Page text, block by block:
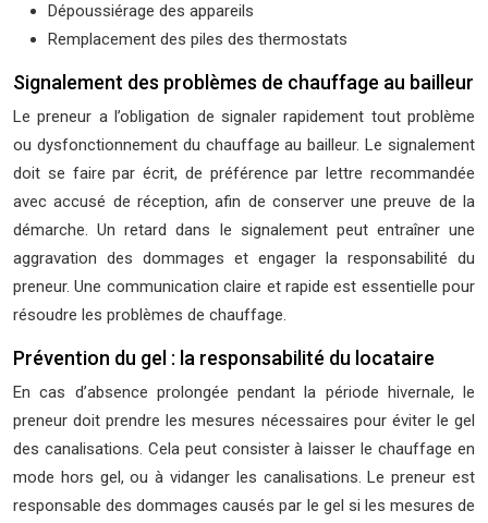
Dépoussiérage des appareils
Remplacement des piles des thermostats
Signalement des problèmes de chauffage au bailleur
Le preneur a l’obligation de signaler rapidement tout problème
ou dysfonctionnement du chauffage au bailleur. Le signalement
doit se faire par écrit, de préférence par lettre recommandée
avec accusé de réception, afin de conserver une preuve de la
démarche. Un retard dans le signalement peut entraîner une
aggravation des dommages et engager la responsabilité du
preneur. Une communication claire et rapide est essentielle pour
résoudre les problèmes de chauffage.
Prévention du gel : la responsabilité du locataire
En cas d’absence prolongée pendant la période hivernale, le
preneur doit prendre les mesures nécessaires pour éviter le gel
des canalisations. Cela peut consister à laisser le chauffage en
mode hors gel, ou à vidanger les canalisations. Le preneur est
responsable des dommages causés par le gel si les mesures de